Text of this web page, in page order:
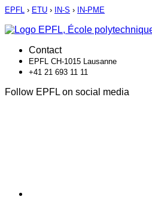
EPFL › ETU › IN-S › IN-PME
Contact
EPFL CH-1015 Lausanne
+41 21 693 11 11
Follow EPFL on social media